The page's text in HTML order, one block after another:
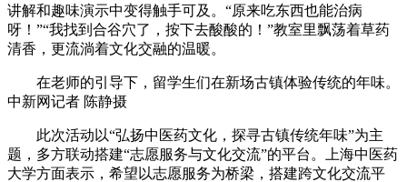
讲解和趣味演示中变得触手可及。“原来吃东西也能治病
呀！”“我找到合谷穴了，按下去酸酸的！”教室里飘荡着草药
清香，更流淌着文化交融的温暖。
在老师的引导下，留学生们在新场古镇体验传统的年味。
中新网记者 陈静摄
此次活动以“弘扬中医药文化，探寻古镇传统年味”为主
题，多方联动搭建“志愿服务与文化交流”的平台。上海中医药
大学方面表示，希望以志愿服务为桥梁，搭建跨文化交流平